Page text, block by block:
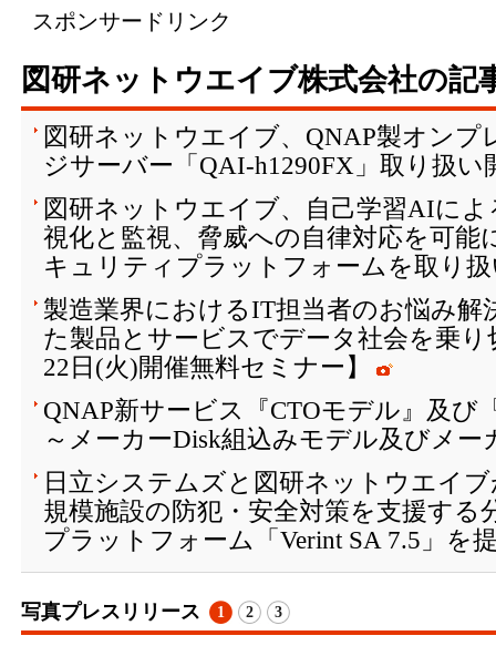
スポンサードリンク
図研ネットウエイブ株式会社の記
図研ネットウエイブ、QNAP製オン
ジサーバー「QAI-h1290FX」取り扱い
図研ネットウエイブ、自己学習AIに
視化と監視、脅威への自律対応を可能
キュリティプラットフォームを取り
製造業界におけるIT担当者のお悩み解
た製品とサービスでデータ社会を乗り
22日(火)開催無料セミナー】
QNAP新サービス『CTOモデル』及び
～メーカーDisk組込みモデル及びメー
日立システムズと図研ネットウエイ
規模施設の防犯・安全対策を支援する
プラットフォーム「Verint SA 7.5」を
写真プレスリリース 1 2 3